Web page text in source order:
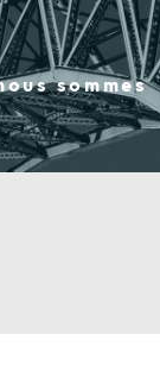
sommes